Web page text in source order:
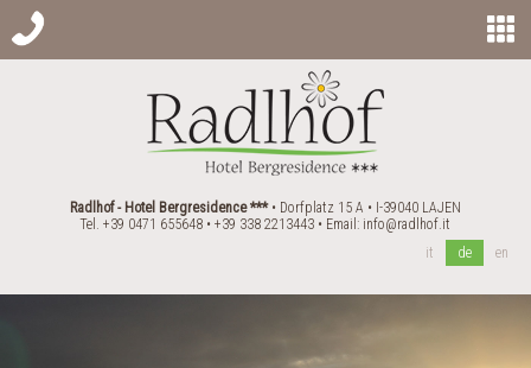
Radlhof - Hotel Bergresidence ***• Dorfplatz 15 A • I-39040 LAJEN
Tel. +39 0471 655648 • +39 338 2213443 • Email: info@radlhof.it
it
de en